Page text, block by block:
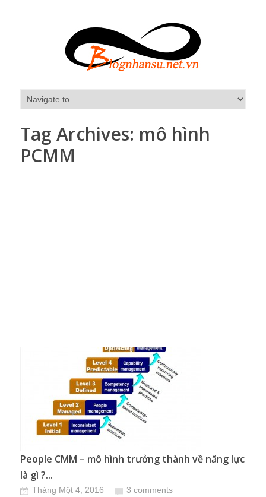
Tag Archives: mô hình
PCMM
People CMM – mô hình trưởng thành về năng lực
là gì ?...
Tháng Một 4, 2016 3 comments